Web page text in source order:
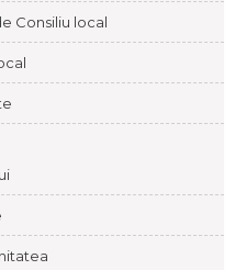
Consiliu local